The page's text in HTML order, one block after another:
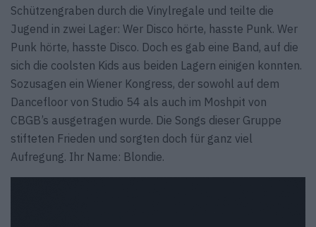
Schützengraben durch die Vinylregale und teilte die
Jugend in zwei Lager: Wer Disco hörte, hasste Punk. Wer
Punk hörte, hasste Disco. Doch es gab eine Band, auf die
sich die coolsten Kids aus beiden Lagern einigen konnten.
Sozusagen ein Wiener Kongress, der sowohl auf dem
Dancefloor von Studio 54 als auch im Moshpit von
CBGB’s ausgetragen wurde. Die Songs dieser Gruppe
stifteten Frieden und sorgten doch für ganz viel
Aufregung. Ihr Name: Blondie.